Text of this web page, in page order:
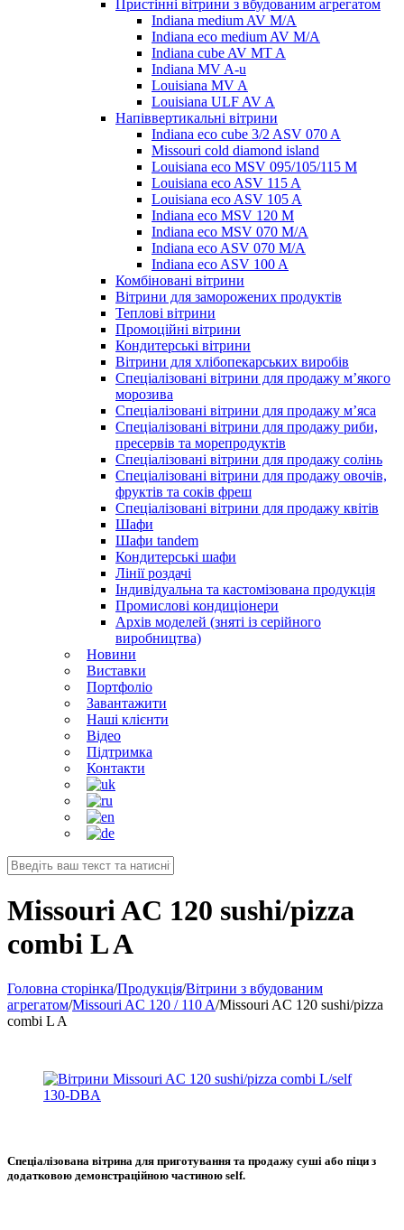
Пристінні вітрини з вбудованим агрегатом
Indiana medium AV M/A
Indiana eco medium AV M/A
Indiana cube AV MT A
Indiana MV A-u
Louisiana MV A
Louisiana ULF AV A
Напіввертикальні вітрини
Indiana eco cube 3/2 ASV 070 A
Missouri cold diamond island
Louisiana eco MSV 095/105/115 M
Louisiana eco ASV 115 A
Louisiana eco ASV 105 A
Indiana eco MSV 120 M
Indiana eco MSV 070 M/A
Indiana eco ASV 070 M/A
Indiana eco ASV 100 A
Комбіновані вітрини
Вітрини для заморожених продуктів
Теплові вітрини
Промоційні вітрини
Кондитерські вітрини
Вітрини для хлібопекарських виробів
Спеціалізовані вітрини для продажу м’якого
морозива
Спеціалізовані вітрини для продажу м’яса
Спеціалізовані вітрини для продажу риби,
пресервів та морепродуктів
Спеціалізовані вітрини для продажу солінь
Спеціалізовані вітрини для продажу овочів,
фруктів та соків фреш
Спеціалізовані вітрини для продажу квітів
Шафи
Шафи tandem
Кондитерські шафи
Лінії роздачі
Індивідуальна та кастомізована продукція
Промислові кондиціонери
Архів моделей (зняті із серійного
виробництва)
Новини
Виставки
Портфоліо
Завантажити
Наші клієнти
Відео
Підтримка
Контакти
Missouri AC 120 sushi/pizza
combi L A
Головна сторінка/Продукція/Вітрини з вбудованим
агрегатом/Missouri AC 120 / 110 A/Missouri AC 120 sushi/pizza
combi L A
Спеціалізована вітрина для приготування та продажу суші або піци з
додатковою демонстраційною частиною self.